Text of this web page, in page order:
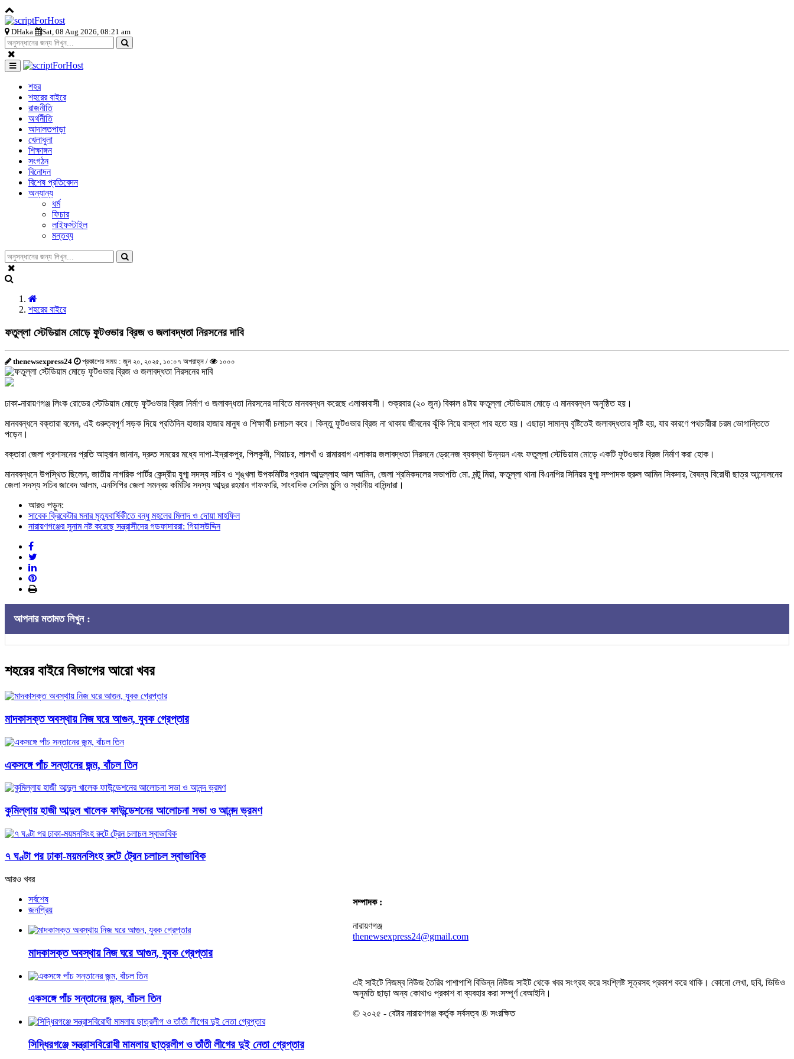
DHaka Sat, 08 Aug 2026, 08:21 am
শহর
শহরের বাইরে
রাজনীতি
অর্থনীতি
আদালতপাড়া
খেলাধুলা
শিক্ষাঙ্গন
সংগঠন
বিনোদন
বিশেষ প্রতিবেদন
অন্যান্য
ধর্ম
ফিচার
লাইফস্টাইল
মন্তব্য
শহরের বাইরে
ফতুল্লা স্টেডিয়াম মোড়ে ফুটওভার ব্রিজ ও জলাবদ্ধতা নিরসনের দাবি
thenewsexpress24 প্রকাশের সময় : জুন ২০, ২০২৫, ১০:০৭ অপরাহ্ন / ১০০০
ঢাকা-নারায়ণগঞ্জ লিংক রোডের স্টেডিয়াম মোড়ে ফুটওভার ব্রিজ নির্মাণ ও জলাবদ্ধতা নিরসনের দাবিতে মানববন্ধন করেছে এলাকাবাসী। শুক্রবার (২০ জুন) বিকাল ৪টায় ফতুল্লা স্টেডিয়াম মোড়ে এ মানববন্ধন অনুষ্ঠিত হয়।
মানববন্ধনে বক্তারা বলেন, এই গুরুত্বপূর্ণ সড়ক দিয়ে প্রতিদিন হাজার হাজার মানুষ ও শিক্ষার্থী চলাচল করে। কিন্তু ফুটওভার ব্রিজ না থাকায় জীবনের ঝুঁকি নিয়ে রাস্তা পার হতে হয়। এছাড়া সামান্য বৃষ্টিতেই জলাবদ্ধতার সৃষ্টি হয়, যার কারণে পথচারীরা চরম ভোগান্তিতে
পড়েন।
বক্তারা জেলা প্রশাসনের প্রতি আহ্বান জানান, দ্রুত সময়ের মধ্যে দাপা-ইদ্রাকপুর, পিলকুনী, শিয়াচর, লালখাঁ ও রামারবাগ এলাকায় জলাবদ্ধতা নিরসনে ড্রেনেজ ব্যবস্থা উন্নয়ন এবং ফতুল্লা স্টেডিয়াম মোড়ে একটি ফুটওভার ব্রিজ নির্মাণ করা হোক।
মানববন্ধনে উপস্থিত ছিলেন, জাতীয় নাগরিক পার্টির কেন্দ্রীয় যুগ্ম সদস্য সচিব ও শৃঙ্খলা উপকমিটির প্রধান আব্দুল্লাহ আল আমিন, জেলা শ্রমিকদলের সভাপতি মো. মন্টু মিয়া, ফতুল্লা থানা বিএনপির সিনিয়র যুগ্ম সম্পাদক হুরুল আমিন সিকদার, বৈষম্য বিরোধী ছাত্র আন্দোলনের
জেলা সদস্য সচিব জাবেদ আলম, এনসিপির জেলা সমন্বয় কমিটির সদস্য আব্দুর রহমান গাফফারি, সাংবাদিক সেলিম মুন্সি ও স্থানীয় বাসিন্দারা।
আরও পড়ুন:
সাবেক ক্রিকেটার মনার মৃত্যুবার্ষিকীতে বন্ধু মহলের মিলাদ ও দোয়া মাহফিল
নারায়ণগঞ্জের সুনাম নষ্ট করেছে সন্ত্রাসীদের গডফাদাররা: গিয়াসউদ্দিন
আপনার মতামত লিখুন :
শহরের বাইরে বিভাগের আরো খবর
মাদকাসক্ত অবস্থায় নিজ ঘরে আগুন, যুবক গ্রেপ্তার
একসঙ্গে পাঁচ সন্তানের জন্ম, বাঁচল তিন
কুমিল্লায় হাজী আব্দুল খালেক ফাউন্ডেশনের আলোচনা সভা ও আনন্দ ভ্রমণ
৭ ঘণ্টা পর ঢাকা-ময়মনসিংহ রুটে ট্রেন চলাচল স্বাভাবিক
আরও খবর
সর্বশেষ
জনপ্রিয়
মাদকাসক্ত অবস্থায় নিজ ঘরে আগুন, যুবক গ্রেপ্তার
একসঙ্গে পাঁচ সন্তানের জন্ম, বাঁচল তিন
সিদ্ধিরগঞ্জে সন্ত্রাসবিরোধী মামলায় ছাত্রলীগ ও তাঁতী লীগের দুই নেতা গ্রেপ্তার
সম্পাদক :
নারায়ণগঞ্জ
thenewsexpress24@gmail.com
এই সাইটে নিজম্ব নিউজ তৈরির পাশাপাশি বিভিন্ন নিউজ সাইট থেকে খবর সংগ্রহ করে সংশ্লিষ্ট সূত্রসহ প্রকাশ করে থাকি। কোনো লেখা, ছবি, ভিডিও
অনুমতি ছাড়া অন্য কোথাও প্রকাশ বা ব্যবহার করা সম্পূর্ণ বেআইনি।
© ২০২৫ - বেটার নারায়ণগঞ্জ কর্তৃক সর্বসত্ব ® সংরক্ষিত